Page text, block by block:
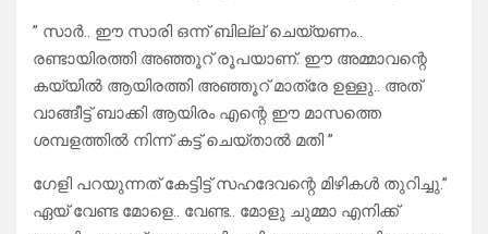
” സാർ.. ഈ സാരി ഒന്ന് ബില്ല് ചെയ്യണം..
രണ്ടായിരത്തി അഞ്ഞൂറ് രൂപയാണ്. ഈ അമ്മാവന്റെ
കയ്യിൽ ആയിരത്തി അഞ്ഞൂറ് മാത്രേ ഉള്ളു.. അത്
വാങ്ങീട്ട് ബാക്കി ആയിരം എന്റെ ഈ മാസത്തെ
ശമ്പളത്തിൽ നിന്ന് കട്ട് ചെയ്താൽ മതി ”
ഗേളി പറയുന്നത് കേട്ടിട്ട് സഹദേവന്റെ മിഴികൾ തുറിച്ചു.”
ഏയ് വേണ്ട മോളെ.. വേണ്ട.. മോളു ചുമ്മാ എനിക്ക്